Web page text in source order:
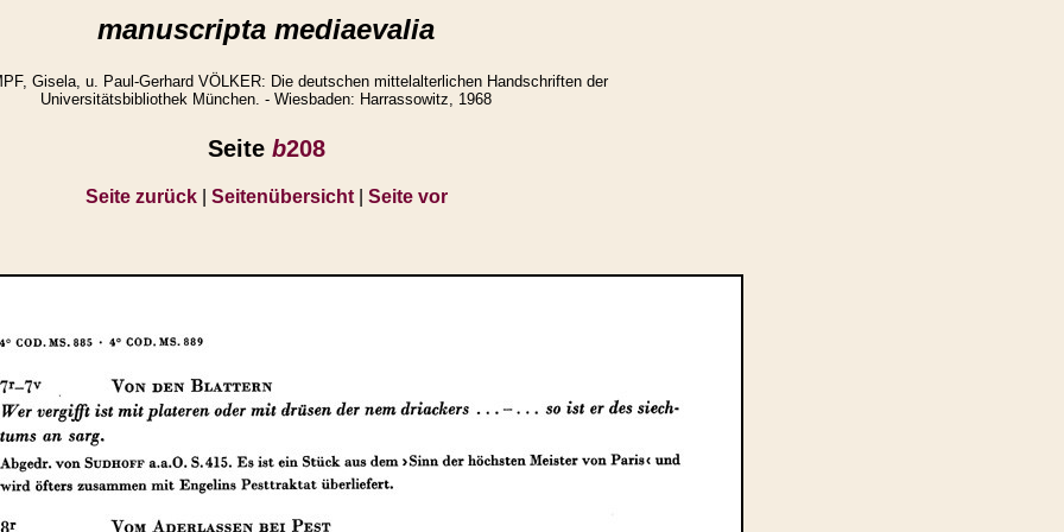
manuscripta mediaevalia
Gisela, u. Paul-Gerhard VÖLKER: Die deutschen mittelalterlichen Handschriften der
Universitätsbibliothek München. - Wiesbaden: Harrassowitz, 1968
Seite b208
Seite zurück| Seitenübersicht| Seite vor